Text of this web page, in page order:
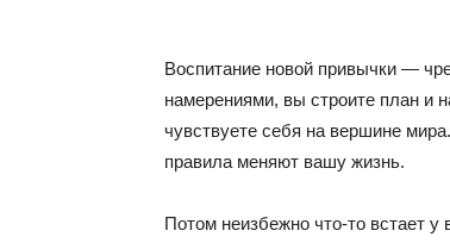
Воспитание новой привычки —
намерениями, вы строите план и
чувствуете себя на вершине
правила меняют вашу жизнь.
Потом неизбежно что-то встает